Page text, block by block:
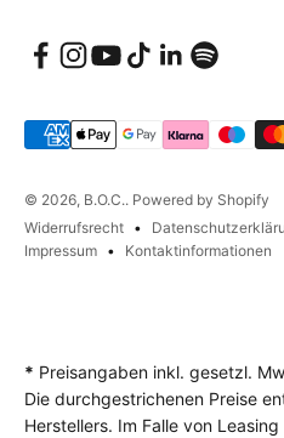
© 2026, B.O.C.. Powered by Shopify
Widerrufsrecht
Impressum
Kontaktinformationen
* Preisangaben inkl. gesetzl.
Die durchgestrichenen Preise
Herstellers. Im Falle von